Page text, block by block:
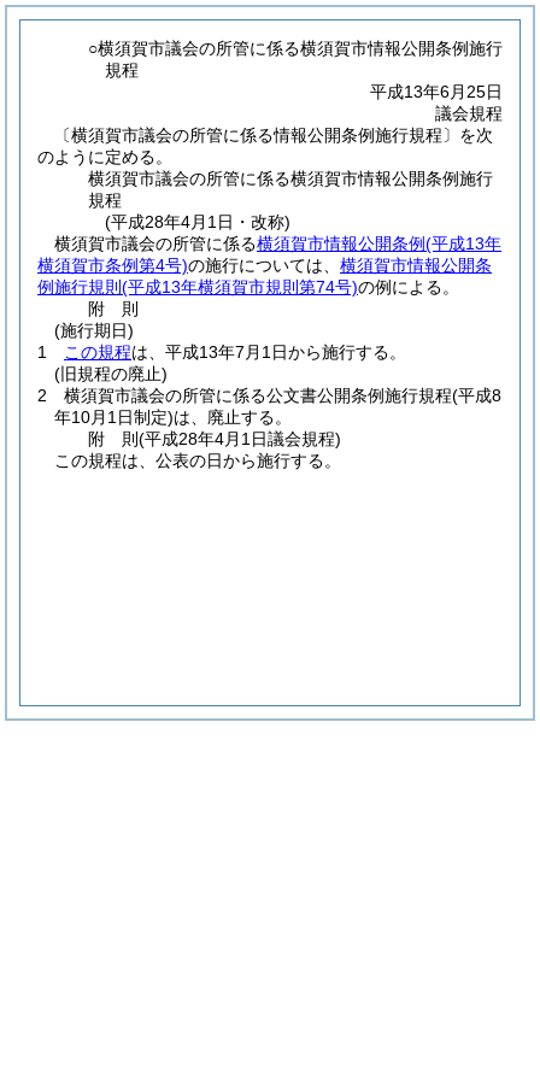
○横須賀市議会の所管に係る横須賀市情報公開条例施行
規程
平成13年6月25日
議会規程
〔横須賀市議会の所管に係る情報公開条例施行規程〕を次
のように定める。
横須賀市議会の所管に係る横須賀市情報公開条例施行
規程
(平成28年4月1日・改称)
横須賀市議会の所管に係る横須賀市情報公開条例(平成13年
横須賀市条例第4号)の施行については、 横須賀市情報公開条
例施行規則 (平成13年横須賀市規則第74号)の例による。
附 則
(施行期日)
1
この規程は、平成13年7月1日から施行する。
(旧規程の廃止)
2
横須賀市議会の所管に係る公文書公開条例施行規程(平成8
年10月1日制定)は、廃止する。
附 則(平成28年4月1日議会規程)
この規程は、公表の日から施行する。